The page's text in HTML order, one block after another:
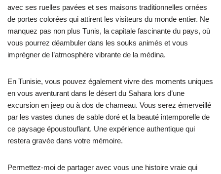
avec ses ruelles pavées et ses maisons traditionnelles ornées
de portes colorées qui attirent les visiteurs du monde entier. Ne
manquez pas non plus Tunis, la capitale fascinante du pays, où
vous pourrez déambuler dans les souks animés et vous
imprégner de l’atmosphère vibrante de la médina.
En Tunisie, vous pouvez également vivre des moments uniques
en vous aventurant dans le désert du Sahara lors d’une
excursion en jeep ou à dos de chameau. Vous serez émerveillé
par les vastes dunes de sable doré et la beauté intemporelle de
ce paysage époustouflant. Une expérience authentique qui
restera gravée dans votre mémoire.
Permettez-moi de partager avec vous une histoire vraie qui